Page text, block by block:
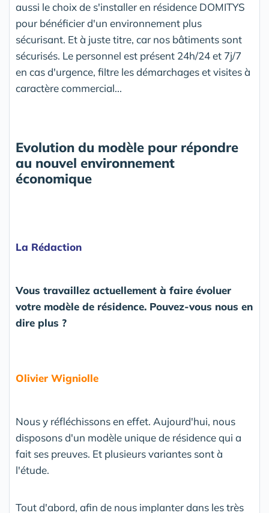
aussi le choix de s'installer en résidence DOMITYS
pour bénéficier d'un environnement plus
sécurisant. Et à juste titre, car nos bâtiments sont
sécurisés. Le personnel est présent 24h/24 et 7j/7
en cas d'urgence, filtre les démarchages et visites à
caractère commercial...
Evolution du modèle pour répondre
au nouvel environnement
économique
La Rédaction
Vous travaillez actuellement à faire évoluer
votre modèle de résidence. Pouvez-vous nous en
dire plus ?
Olivier Wigniolle
Nous y réfléchissons en effet. Aujourd'hui, nous
disposons d'un modèle unique de résidence qui a
fait ses preuves. Et plusieurs variantes sont à
l'étude.
Tout d'abord, afin de nous implanter dans les très